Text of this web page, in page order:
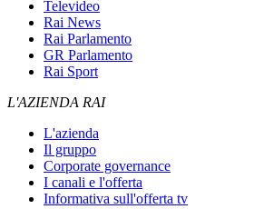
Televideo
Rai News
Rai Parlamento
GR Parlamento
Rai Sport
L'AZIENDA RAI
L'azienda
Il gruppo
Corporate governance
I canali e l'offerta
Informativa sull'offerta tv